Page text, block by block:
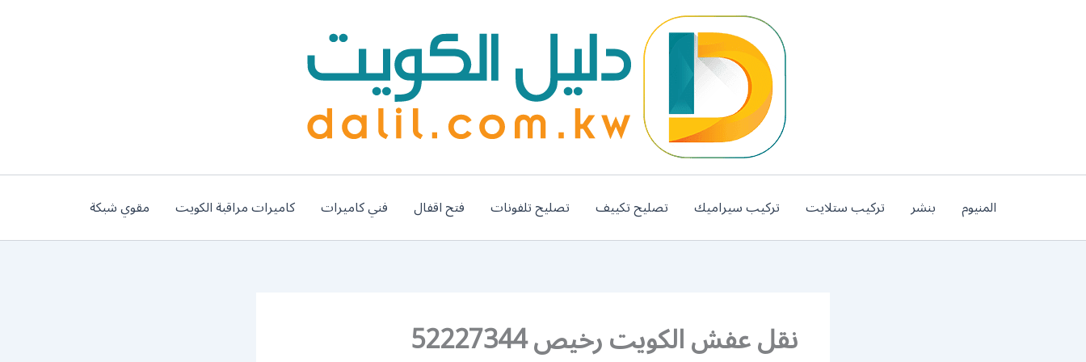
المنيوم بنشر تركيب ستلايت تركيب سيراميك تصليح تكييف تصليح تلفونات فتح اقفال فني كاميرات كاميرات مراقبة الكويت مقوي شبكة
نقل عفش الكويت رخيص 52227344